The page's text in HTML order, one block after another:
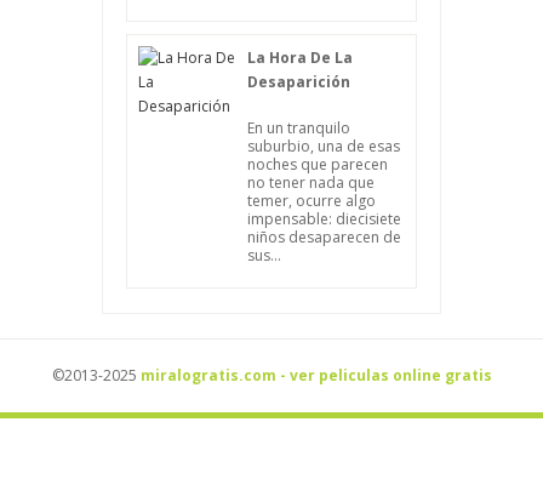
La Hora De La
Desaparición
En un tranquilo
suburbio, una de esas
noches que parecen
no tener nada que
temer, ocurre algo
impensable: diecisiete
niños desaparecen de
sus...
©2013-2025 miralogratis.com - ver peliculas online gratis